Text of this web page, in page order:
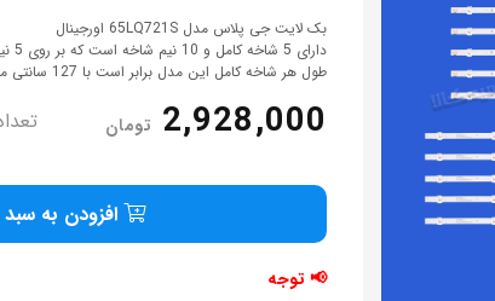
بک لایت جی پلاس مدل 65LQ721S اورجینال
دارای 5 شاخه کامل و 10 نیم شاخه است که بر روی 5 نیم شاخه آن شش و بر روی 5 نیم شاخه دیگر هفت ال ای دی قرار گرفته است.
طول هر شاخه کامل این مدل برابر است با 127 سانتی متر است
2,928,000 تومان
افزودن به سبد
📢 توجه